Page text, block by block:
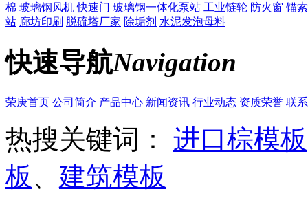
棉 玻璃钢风机 快速门 玻璃钢一体化泵站 工业链轮 防火窗 锚索
站 廊坊印刷 脱硫塔厂家 除垢剂 水泥发泡母料
快速导航Navigation
荣庚首页 公司简介 产品中心 新闻资讯 行业动态 资质荣誉 联
热搜关键词： 进口棕模板
板 、 建筑模板